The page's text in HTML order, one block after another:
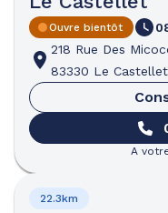
Ouvre bientôt
218 Rue Des
83330 Le Castellet
A
22.3km